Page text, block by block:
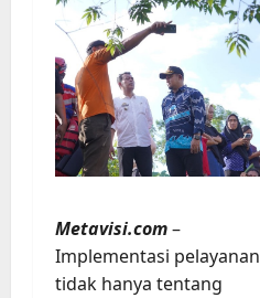
Metavisi.com–
Implementasi pelayanan
tidak hanya tentang